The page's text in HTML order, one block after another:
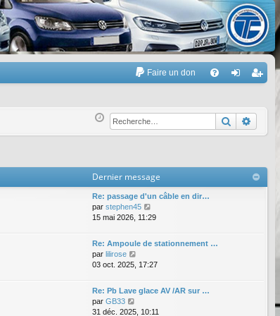
Faire un don
Q ne
xi
nr
eg
re
Rechercher
Dernier message
Re: passage d'un câble en dir…
par stephen45
o
l
d
e
r
i
15 mai 2026, 11:29
Re: Ampoule de stationnement …
par lilirose
o
03 oct. 2025, 17:27
Re: Pb Lave glace AV /AR sur …
par GB33
o
31 déc. 2025, 10:11